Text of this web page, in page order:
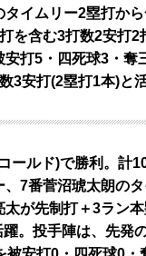
イムリー2塁打か
を含む3打数2安打
打5・四死球3・
3安打(2塁打1本)と
ールド)で勝利。計
7番菅沼琥太朗の
が先制打＋3ラン
。投手陣は、先発